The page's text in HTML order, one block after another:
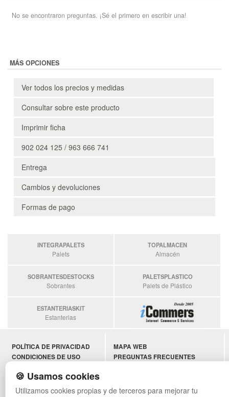
No se encontraron preguntas. ¡Sé el primero en escribir una!
MÁS OPCIONES
Ver todos los precios y medidas
Consultar sobre este producto
Imprimir ficha
902 024 125 / 963 666 741
Entrega
Cambios y devoluciones
Formas de pago
INTEGRAPALETS
Palets
TOPALMACEN
Almacén
SOBRANTESDESTOCKS
Sobrantes
PALETSPLASTICO
Palets de Plástico
ESTANTERIASKIT
Estanterias
POLÍTICA DE PRIVACIDAD
CONDICIONES DE USO
CONTACTO
QUIENES SOMOS
MAPA WEB
PREGUNTAS FRECUENTES
🍪 Usamos cookies
Utilizamos cookies propias y de terceros para mejorar tu